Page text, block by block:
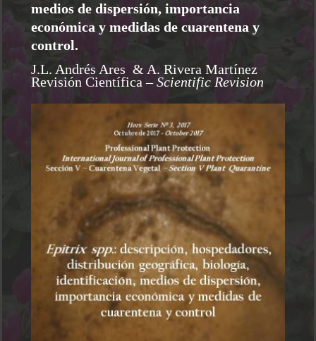
medios de dispersión, importancia
económica y medidas de cuarentena y
control.
J.L. Andrés Ares & A. Rivera Martínez
Revisión Científica– Scientific Revision